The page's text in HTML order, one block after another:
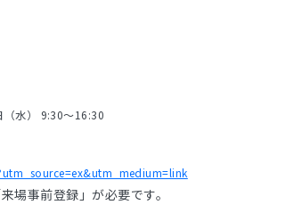
水） 9:30～16:30
場事前登録」が必要です。